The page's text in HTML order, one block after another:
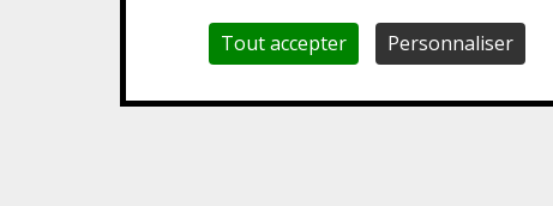
Tout accepter Personnaliser